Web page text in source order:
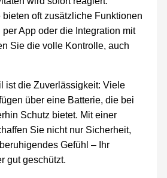
bieten oft zusätzliche Funktionen
App oder die Integration mit
Sie die volle Kontrolle, auch
ist die Zuverlässigkeit: Viele
über eine Batterie, die bei
Schutz bietet. Mit einer
Sie nicht nur Sicherheit,
Gefühl – Ihr
gut geschützt.